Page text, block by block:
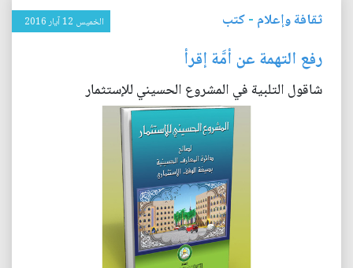
ثقافة وإعلام -كتب الخميس 12 آيار 2016
رفع التهمة عن أمَّة إقرأ
شاقول التلبية في المشروع الحسيني للإستثمار